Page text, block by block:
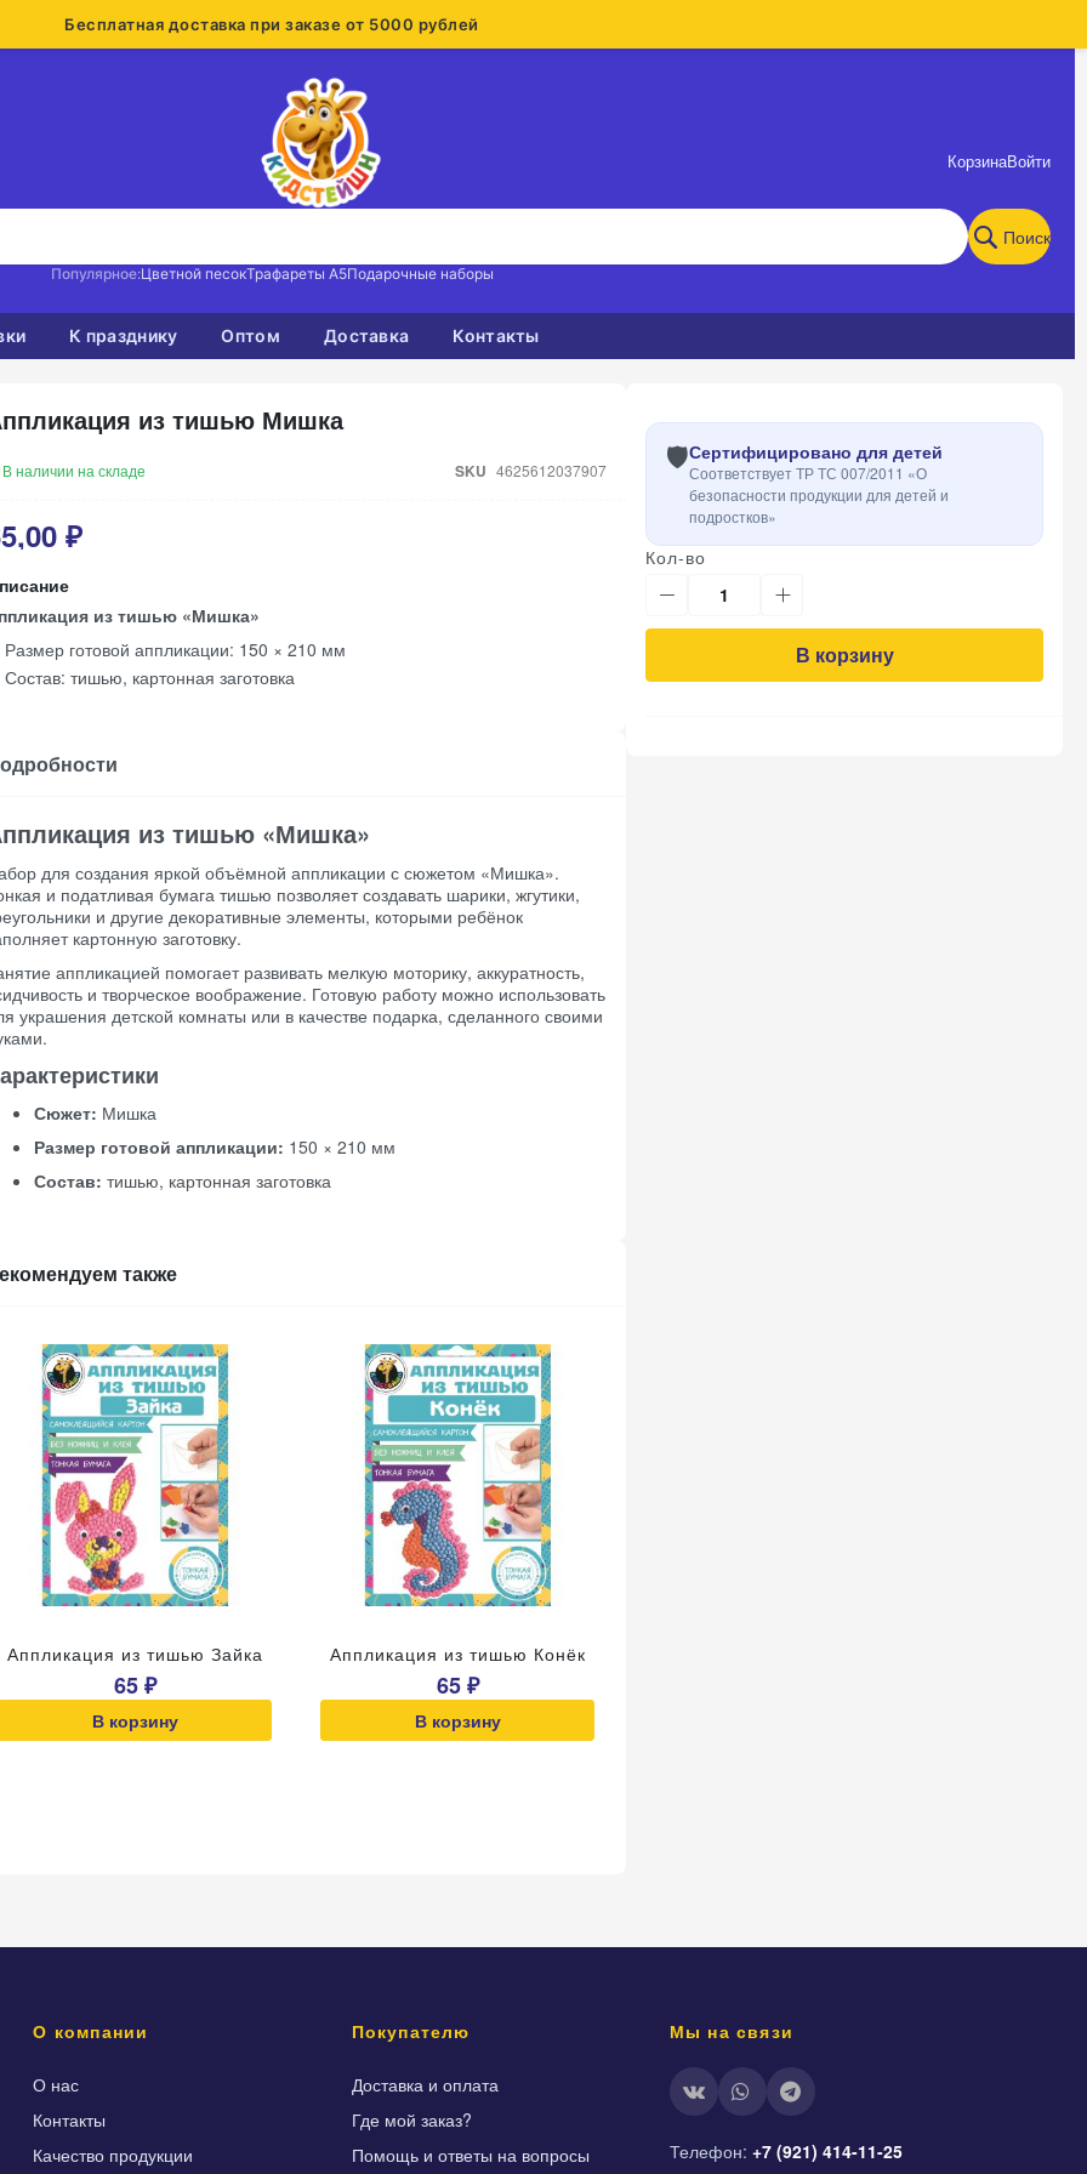
Бесплатная доставка при заказе от 5000 рублей
Популярное:Цветной песокТрафареты А5Подарочные наборы
Поиск
КорзинаВойти
К празднику Оптом Доставка Контакты
из тишью Мишка
В наличии на складе SKU 4625612037907
₽
из тишью «Мишка»
Размер готовой аппликации: 150 × 210 мм
Состав: тишью, картонная заготовка
из тишью «Мишка»
для создания яркой объёмной аппликации с сюжетом «Мишка».
и податливая бумага тишью позволяет создавать шарики, жгутики,
и другие декоративные элементы, которыми ребёнок
картонную заготовку.
аппликацией помогает развивать мелкую моторику, аккуратность,
и творческое воображение. Готовую работу можно использовать
украшения детской комнаты или в качестве подарка, сделанного своими
Сюжет: Мишка
Размер готовой аппликации: 150 × 210 мм
Состав: тишью, картонная заготовка
также
Аппликация из тишью Зайка
65 ₽
В корзину
Аппликация из тишью Конёк
65 ₽
В корзину
🛡️Сертифицировано для детей
Соответствует ТР ТС 007/2011 «О
безопасности продукции для детей и
подростков»
Кол-во
В корзину
О компании
О нас
Контакты
Качество продукции
Покупателю
Доставка и оплата
Где мой заказ?
Помощь и ответы на вопросы
Мы на связи
Телефон: +7 (921) 414-11-25